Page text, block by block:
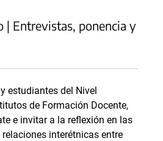
| Entrevistas, ponencia y
estudiantes del Nivel
de Formación Docente,
e invitar a la reflexión en las
interétnicas entre